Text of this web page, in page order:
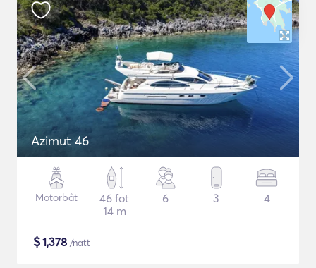
Azimut 46
Motorbåt
46 fot
14 m
6 3 4
$1,378 /natt